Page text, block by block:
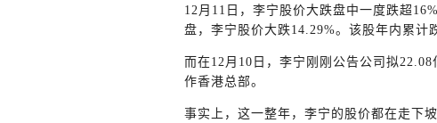
12月11日，李宁股价大跌盘中一度跌超
盘，李宁股价大跌14.29%。该股年内累计
而在12月10日，李宁刚刚公告公司拟
作香港总部。
事实上，这一整年，李宁的股价都在走下坡